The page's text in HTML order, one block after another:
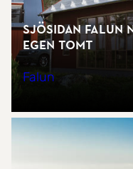
SJÖSIDAN
egen tomt
Falun